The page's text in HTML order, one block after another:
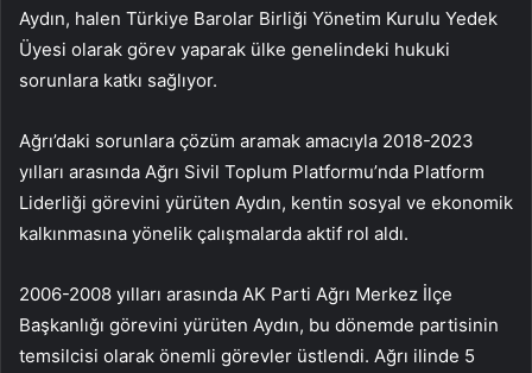
Aydın, halen Türkiye Barolar Birliği Yönetim Kurulu Yedek
Üyesi olarak görev yaparak ülke genelindeki hukuki
sorunlara katkı sağlıyor.
Ağrı’daki sorunlara çözüm aramak amacıyla 2018-2023
yılları arasında Ağrı Sivil Toplum Platformu’nda Platform
Liderliği görevini yürüten Aydın, kentin sosyal ve ekonomik
kalkınmasına yönelik çalışmalarda aktif rol aldı.
2006-2008 yılları arasında AK Parti Ağrı Merkez İlçe
Başkanlığı görevini yürüten Aydın, bu dönemde partisinin
temsilcisi olarak önemli görevler üstlendi. Ağrı ilinde 5